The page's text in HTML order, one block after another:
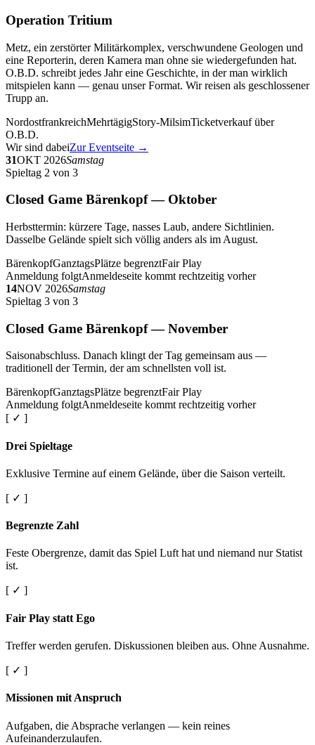
Operation Tritium
Metz, ein zerstörter Militärkomplex, verschwundene Geologen und
eine Reporterin, deren Kamera man ohne sie wiedergefunden hat.
O.B.D. schreibt jedes Jahr eine Geschichte, in der man wirklich
mitspielen kann — genau unser Format. Wir reisen als geschlossener
Trupp an.
NordostfrankreichMehrtägigStory-MilsimTicketverkauf über
O.B.D.
Wir sind dabeiZur Eventseite →
31OKT 2026Samstag
Spieltag 2 von 3
Closed Game Bärenkopf — Oktober
Herbsttermin: kürzere Tage, nasses Laub, andere Sichtlinien.
Dasselbe Gelände spielt sich völlig anders als im August.
BärenkopfGanztagsPlätze begrenztFair Play
Anmeldung folgtAnmeldeseite kommt rechtzeitig vorher
14NOV 2026Samstag
Spieltag 3 von 3
Closed Game Bärenkopf — November
Saisonabschluss. Danach klingt der Tag gemeinsam aus —
traditionell der Termin, der am schnellsten voll ist.
BärenkopfGanztagsPlätze begrenztFair Play
Anmeldung folgtAnmeldeseite kommt rechtzeitig vorher
[ ✓ ]
Drei Spieltage
Exklusive Termine auf einem Gelände, über die Saison verteilt.
[ ✓ ]
Begrenzte Zahl
Feste Obergrenze, damit das Spiel Luft hat und niemand nur Statist
ist.
[ ✓ ]
Fair Play statt Ego
Treffer werden gerufen. Diskussionen bleiben aus. Ohne Ausnahme.
[ ✓ ]
Missionen mit Anspruch
Aufgaben, die Absprache verlangen — kein reines
Aufeinanderzulaufen.